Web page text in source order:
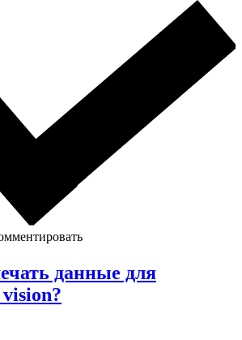
данные для